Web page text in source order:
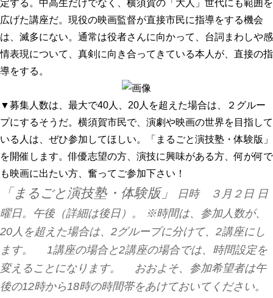
定する。中高生だけでなく、横須賀の「大人」世代にも範囲を
広げた講座だ。現役の映画監督が直接市民に指導をする機会
は、滅多にない。通常は役者さんに向かって、台詞まわしや感
情表現について、真剣に向き合ってきている本人が、直接の指
導をする。
▼募集人数は、最大で40人、20人を超えた場合は、２グルー
プにするそうだ。横須賀市民で、演劇や映画の世界を目指して
いる人は、ぜひ参加してほしい。「まるごと演技塾・体験版」
を開催します。俳優志望の方、演技に興味がある方、何が何で
も映画に出たい方、奮ってご参加下さい！
「まるごと演技塾・体験版」
日時 ３月２日 日
曜日。午後（詳細は後日）。 ※時間は、参加人数が、
20人を超えた場合は、2グループに分けて、2講座にし
ます。 1講座の場合と2講座の場合では、時間設定を
変えることになります。 おおよそ、参加希望者は午
後の12時から18時の時間帯をあけておいてください。